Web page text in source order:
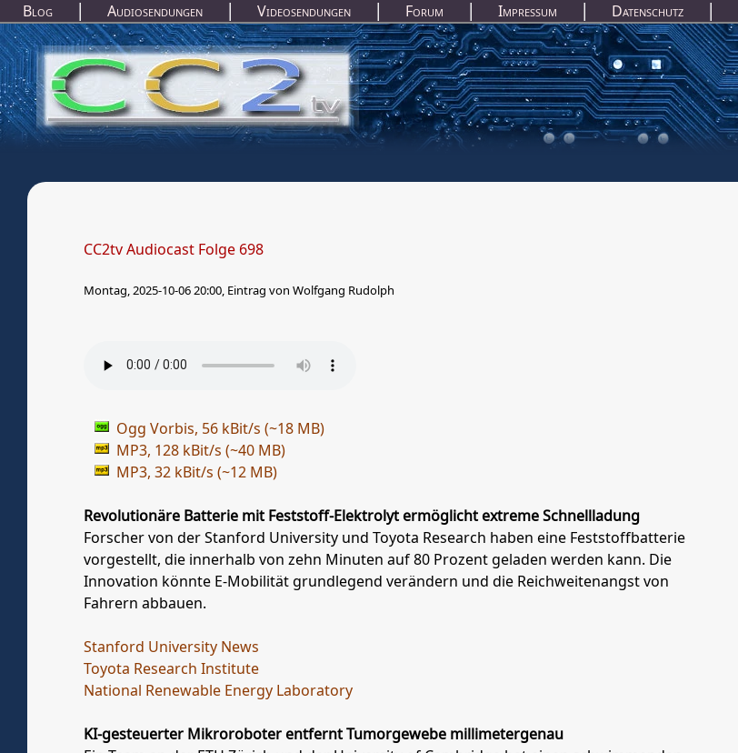
Mastodon
Blog | Audiosendungen | Videosendungen | Forum | Impressum | Datenschutz |
CC2tv Audiocast Folge 698
Montag, 2025-10-06 20:00, Eintrag von Wolfgang Rudolph
Ogg Vorbis, 56 kBit/s (~18 MB)
MP3, 128 kBit/s (~40 MB)
MP3, 32 kBit/s (~12 MB)
Revolutionäre Batterie mit Feststoff-Elektrolyt ermöglicht extreme Schnellladung
Forscher von der Stanford University und Toyota Research haben eine Feststoffbatterie
vorgestellt, die innerhalb von zehn Minuten auf 80 Prozent geladen werden kann. Die
Innovation könnte E-Mobilität grundlegend verändern und die Reichweitenangst von
Fahrern abbauen.
Stanford University News
Toyota Research Institute
National Renewable Energy Laboratory
KI-gesteuerter Mikroroboter entfernt Tumorgewebe millimetergenau